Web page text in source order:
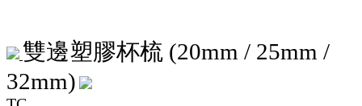
雙邊塑膠杯梳 (20mm / 25mm /
32mm)